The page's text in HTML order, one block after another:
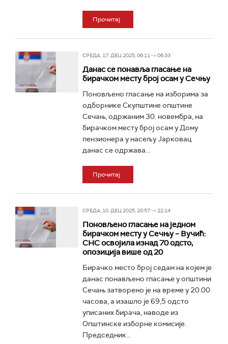
Прочитај
СРЕДА, 17. ДЕЦ 2025, 06:11 -> 06:33
Данас се понавља гласање на
бирачком месту број осам у Сечњу
Поновљено гласање на изборима за
одборнике Скупштине општине
Сечањ, одржаним 30. новембра, на
бирачком месту број осам у Дому
пензионера у насељу Јарковац
данас се одржава...
Прочитај
СРЕДА, 10. ДЕЦ 2025, 20:57 -> 22:14
Поновљено гласање на једном
бирачком месту у Сечњу – Вучић:
СНС освојила изнад 70 одсто,
опозиција више од 20
Бирачко место број седам на којем је
данас понављено гласање у општини
Сечањ затворено је на време у 20.00
часова, а изашло је 69,5 одсто
уписаних бирача, наводе из
Општинске изборне комисије.
Председник...